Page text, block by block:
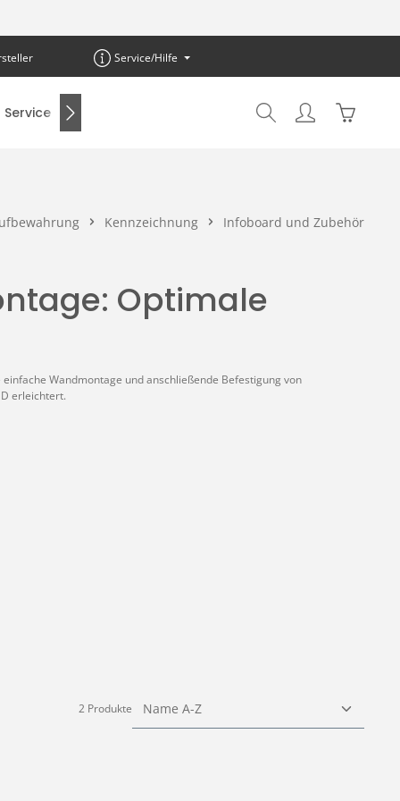
Service/Hilfe
Service SALE %
Kennzeichnung Infoboard und Zubehör
Optimale
Wandmontage und anschließende Befestigung von
erleichtert.
2 Produkte